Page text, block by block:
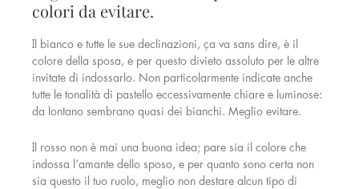
colori da evitare.
Il bianco e tutte le sue declinazioni, ça va sans dire, è il
colore della sposa, e per questo divieto assoluto per le altre
invitate di indossarlo. Non particolarmente indicate anche
tutte le tonalità di pastello eccessivamente chiare e luminose:
da lontano sembrano quasi dei bianchi. Meglio evitare.
Il rosso non è mai una buona idea; pare sia il colore che
indossa l’amante dello sposo, e per quanto sono certa non
sia questo il tuo ruolo, meglio non destare alcun tipo di